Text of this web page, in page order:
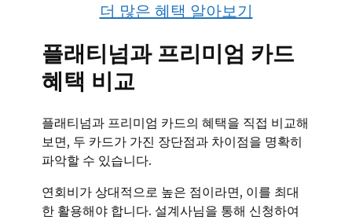
더 많은 혜택 알아보기
플래티넘과 프리미엄 카드
혜택 비교
플래티넘과 프리미엄 카드의 혜택을 직접 비교해
보면, 두 카드가 가진 장단점과 차이점을 명확히
파악할 수 있습니다.
연회비가 상대적으로 높은 점이라면, 이를 최대
한 활용해야 합니다. 설계사님을 통해 신청하여